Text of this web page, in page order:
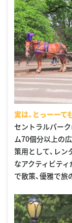
実は、とっーーて
セントラルパー
ム70個分以上の
策用として、レン
なアクティビテ
で散策、優雅で旅